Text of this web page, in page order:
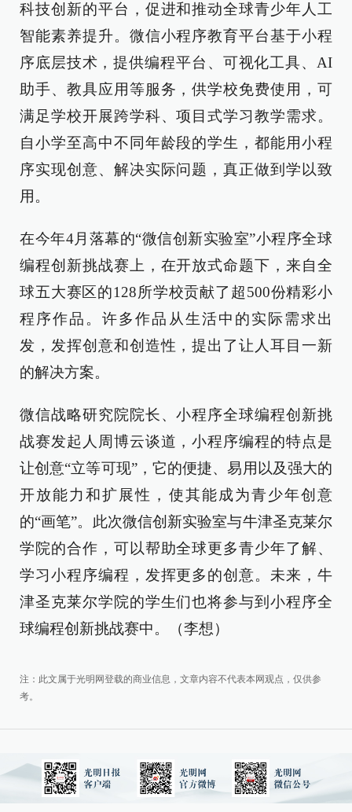
科技创新的平台，促进和推动全球青少年人工
智能素养提升。微信小程序教育平台基于小程
序底层技术，提供编程平台、可视化工具、AI
助手、教具应用等服务，供学校免费使用，可
满足学校开展跨学科、项目式学习教学需求。
自小学至高中不同年龄段的学生，都能用小程
序实现创意、解决实际问题，真正做到学以致
用。
在今年4月落幕的“微信创新实验室”小程序全球
编程创新挑战赛上，在开放式命题下，来自全
球五大赛区的128所学校贡献了超500份精彩小
程序作品。许多作品从生活中的实际需求出
发，发挥创意和创造性，提出了让人耳目一新
的解决方案。
微信战略研究院院长、小程序全球编程创新挑
战赛发起人周博云谈道，小程序编程的特点是
让创意“立等可现”，它的便捷、易用以及强大的
开放能力和扩展性，使其能成为青少年创意
的“画笔”。此次微信创新实验室与牛津圣克莱尔
学院的合作，可以帮助全球更多青少年了解、
学习小程序编程，发挥更多的创意。未来，牛
津圣克莱尔学院的学生们也将参与到小程序全
球编程创新挑战赛中。（李想）
注：此文属于光明网登载的商业信息，文章内容不代表本网观点，仅供参
考。